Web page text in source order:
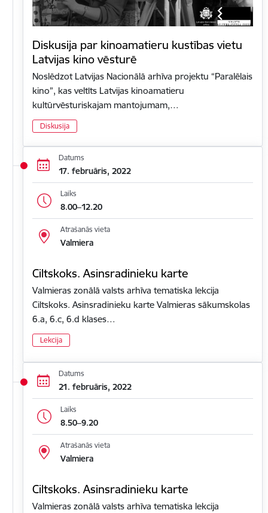
Diskusija par kinoamatieru kustības vietu
Latvijas kino vēsturē
Noslēdzot Latvijas Nacionālā arhīva projektu “Paralēlais
kino”, kas veltīts Latvijas kinoamatieru
kultūrvēsturiskajam mantojumam,…
Diskusija
Datums
17. februāris, 2022
Laiks
8.00–12.20
Atrašanās vieta
Valmiera
Ciltskoks. Asinsradinieku karte
Valmieras zonālā valsts arhīva tematiska lekcija
Ciltskoks. Asinsradinieku karte Valmieras sākumskolas
6.a, 6.c, 6.d klases…
Lekcija
Datums
21. februāris, 2022
Laiks
8.50–9.20
Atrašanās vieta
Valmiera
Ciltskoks. Asinsradinieku karte
Valmieras zonālā valsts arhīva tematiska lekcija